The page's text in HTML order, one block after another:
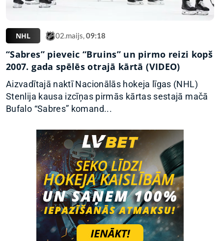
NHL 02.maijs,09:18
“Sabres” pieveic “Bruins” un pirmo reizi kopš
2007. gada spēlēs otrajā kārtā (VIDEO)
Aizvadītajā naktī Nacionālās hokeja līgas (NHL)
Stenlija kausa izcīņas pirmās kārtas sestajā mačā
Bufalo “Sabres” komand...